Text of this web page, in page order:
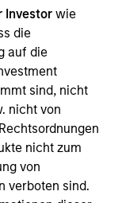
Investor wie
die
auf die
sind, nicht
nicht von
nicht zum
von
verboten sind.